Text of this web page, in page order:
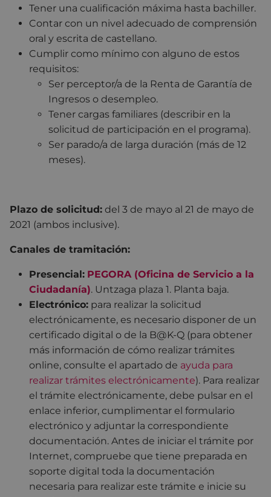
Tener una cualificación máxima hasta bachiller.
Contar con un nivel adecuado de comprensión
oral y escrita de castellano.
Cumplir como mínimo con alguno de estos
requisitos:
Ser perceptor/a de la Renta de Garantía de
Ingresos o desempleo.
Tener cargas familiares (describir en la
solicitud de participación en el programa).
Ser parado/a de larga duración (más de 12
meses).
Plazo de solicitud: del 3 de mayo al 21 de mayo de
2021 (ambos inclusive).
Canales de tramitación:
Presencial: PEGORA (Oficina de Servicio a la
Ciudadanía). Untzaga plaza 1. Planta baja.
Electrónico: para realizar la solicitud
electrónicamente, es necesario disponer de un
certificado digital o de la B@K-Q (para obtener
más información de cómo realizar trámites
online, consulte el apartado de ayuda para
realizar trámites electrónicamente). Para realizar
el trámite electrónicamente, debe pulsar en el
enlace inferior, cumplimentar el formulario
electrónico y adjuntar la correspondiente
documentación. Antes de iniciar el trámite por
Internet, compruebe que tiene preparada en
soporte digital toda la documentación
necesaria para realizar este trámite e inicie su